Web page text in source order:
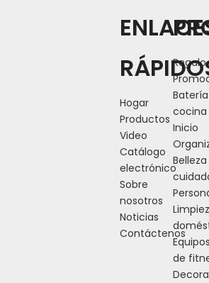
Hogar
Productos
Video
Catálogo
electrónico
Sobre
nosotros
Noticias
Contáctenos
Regalo
cocina
Inicio
Equipos
de